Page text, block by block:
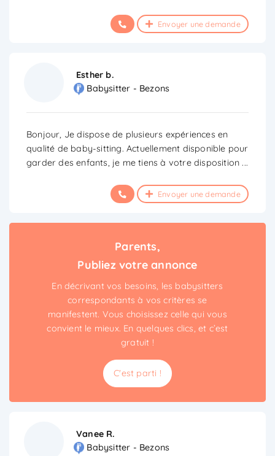
Envoyer une demande
Esther b.
Babysitter - Bezons
Bonjour, Je dispose de plusieurs expériences en
qualité de baby-sitting. Actuellement disponible pour
garder des enfants, je me tiens à votre disposition...
Envoyer une demande
Parents,
Publiez votre annonce
En décrivant vos besoins, les babysitters
correspondants à vos critères se
manifestent. Vous choisissez celle qui vous
convient le mieux. En quelques clics, et c’est
gratuit !
C'est parti !
Vanee R.
Babysitter - Bezons